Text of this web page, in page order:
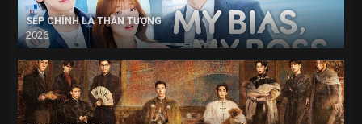
SẾP CHÍNH LÀ THẦN TƯỢNG
2026